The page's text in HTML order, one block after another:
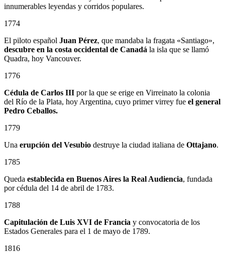
innumerables leyendas y corridos populares.
1774
El piloto español Juan Pérez, que mandaba la fragata «Santiago»,
descubre en la costa occidental de Canadá la isla que se llamó
Quadra, hoy Vancouver.
1776
Cédula de Carlos III por la que se erige en Virreinato la colonia
del Río de la Plata, hoy Argentina, cuyo primer virrey fue el general
Pedro Ceballos.
1779
Una erupción del Vesubio destruye la ciudad italiana de Ottajano.
1785
Queda establecida en Buenos Aires la Real Audiencia, fundada
por cédula del 14 de abril de 1783.
1788
Capitulación de Luis XVI de Francia y convocatoria de los
Estados Generales para el 1 de mayo de 1789.
1816